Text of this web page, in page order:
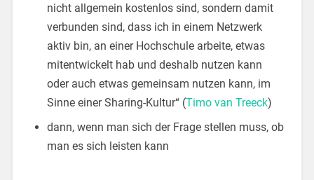
nicht allgemein kostenlos sind, sondern damit
verbunden sind, dass ich in einem Netzwerk
aktiv bin, an einer Hochschule arbeite, etwas
mitentwickelt hab und deshalb nutzen kann
oder auch etwas gemeinsam nutzen kann, im
Sinne einer Sharing-Kultur“ (Timo van Treeck)
dann, wenn man sich der Frage stellen muss, ob
man es sich leisten kann